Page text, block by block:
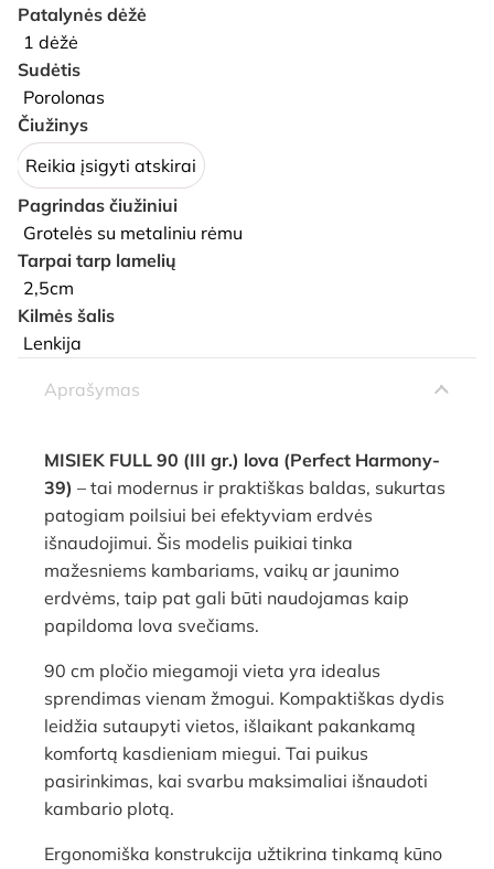
Patalynės dėžė
1 dėžė
Sudėtis
Porolonas
Čiužinys
Reikia įsigyti atskirai
Pagrindas čiužiniui
Grotelės su metaliniu rėmu
Tarpai tarp lamelių
2,5cm
Kilmės šalis
Lenkija
Aprašymas
MISIEK FULL 90 (III gr.) lova (Perfect Harmony-
39) – tai modernus ir praktiškas baldas, sukurtas
patogiam poilsiui bei efektyviam erdvės
išnaudojimui. Šis modelis puikiai tinka
mažesniems kambariams, vaikų ar jaunimo
erdvėms, taip pat gali būti naudojamas kaip
papildoma lova svečiams.
90 cm pločio miegamoji vieta yra idealus
sprendimas vienam žmogui. Kompaktiškas dydis
leidžia sutaupyti vietos, išlaikant pakankamą
komfortą kasdieniam miegui. Tai puikus
pasirinkimas, kai svarbu maksimaliai išnaudoti
kambario plotą.
Ergonomiška konstrukcija užtikrina tinkamą kūno